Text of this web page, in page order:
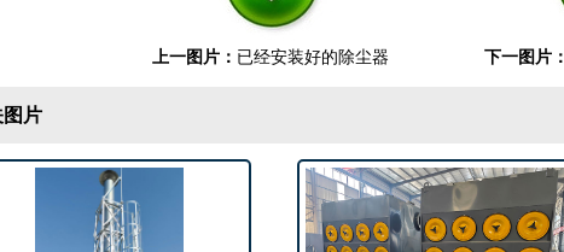
上一图片： 已经安装好的除尘器 下一图片：
片